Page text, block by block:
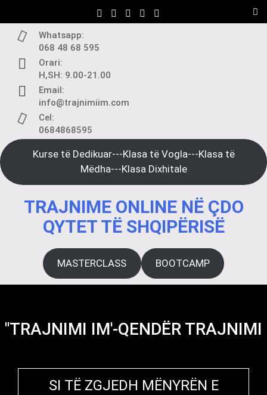
content
Whatsapp:
068 48 68 595
Orari:
H,SH: 9.00-21.00
Email:
info@trajnimiim.com
Cel:
0684868595
Kurse të Dedikuar---Klasa të Vogla---Klasa të
Mëdha---Klasa Dixhitale
TRAJNIME ONLINE NË ÇDO
QYTET TË SHQIPËRISË
MASTERCLASS BOOTCAMP
"TRAJNIMI IM'-QENDËR TRAJNIMI
SI TË ZGJEDH MËNYRËN E